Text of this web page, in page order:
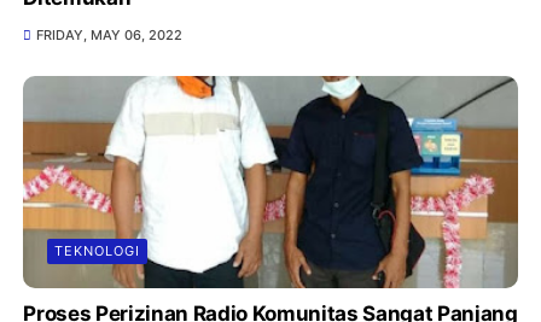
FRIDAY, MAY 06, 2022
TEKNOLOGI
Proses Perizinan Radio Komunitas Sangat Panjang